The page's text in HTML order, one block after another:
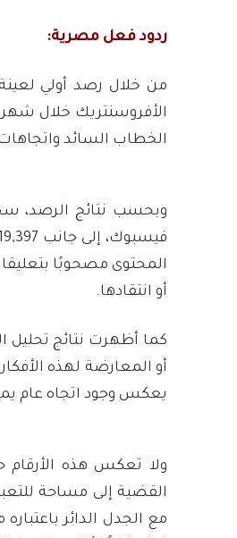
ردود فعل مصرية:
الخطاب السائد
المحتوى مصحوبًا
أو انتقادها.
يعكس وجود اتجاه عام
ولا تعكس هذه
القضية إلى مساحة
مع الجدل الدائر